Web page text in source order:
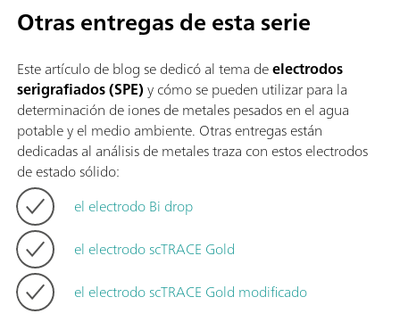
Otras entregas de esta serie
Este artículo de blog se dedicó al tema deelectrodos
serigrafiados (SPE)y cómo se pueden utilizar para la
determinación de iones de metales pesados en el agua
potable y el medio ambiente. Otras entregas están
dedicadas al análisis de metales traza con estos electrodos
de estado sólido:
el electrodo Bi drop
el electrodo scTRACE Gold
el electrodo scTRACE Gold modificado